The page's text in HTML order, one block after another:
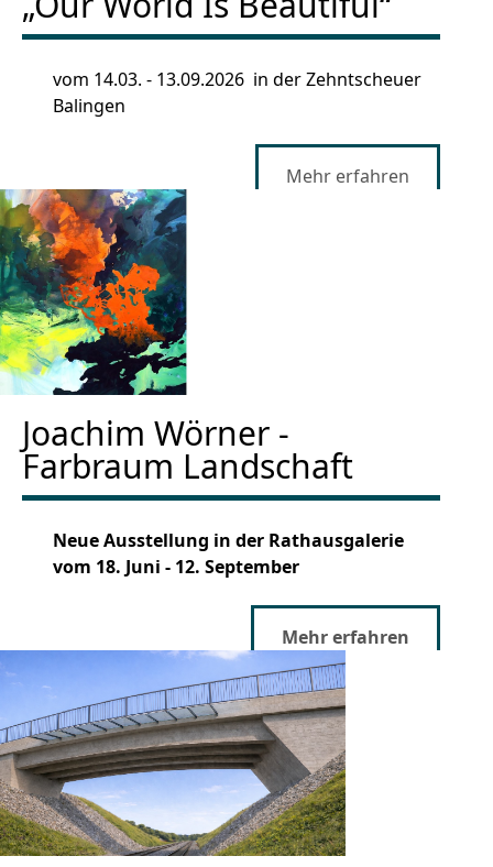
vom 14.03. - 13.09.2026 in der Zehntscheuer
Balingen
Mehr erfahren
Joachim Wörner -
Farbraum Landschaft
Neue Ausstellung in der Rathausgalerie
vom 18. Juni - 12. September
Mehr erfahren